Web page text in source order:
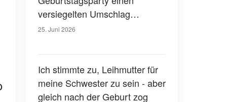
versiegelten Umschlag
gegeben und gesagt: „Lies ihn
25. Juni 2026
Ich stimmte zu, Leihmutter für
meine Schwester zu sein - aber
gleich nach der Geburt zog